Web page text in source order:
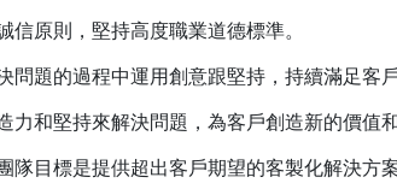
信原則，堅持高度職業道德標準。
問題的過程中運用創意跟堅持，持續滿足客
力和堅持來解決問題，為客戶創造新的價值
隊目標是提供超出客戶期望的客製化解決方案